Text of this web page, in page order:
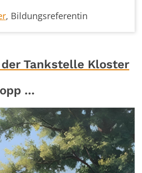
, Bildungsreferentin
Tankstelle Kloster
...